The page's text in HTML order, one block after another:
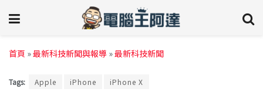
首頁 »最新科技新聞與報導 »最新科技新聞
Tags: Apple iPhone iPhone X